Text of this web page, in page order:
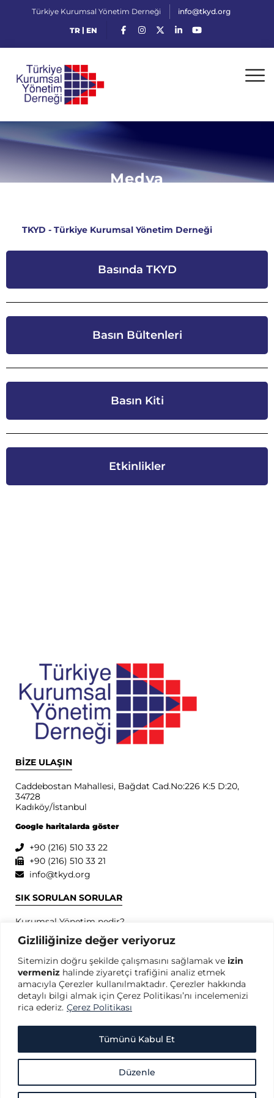
Gizliliğinize değer veriyoruz
Sitemizin doğru şekilde çalışmasını sağlamak ve izin
vermeniz halinde ziyaretçi trafiğini analiz etmek
amacıyla Çerezler kullanılmaktadır. Çerezler hakkında
detaylı bilgi almak için Çerez Politikası’nı incelemenizi
rica ederiz. Çerez Politikası
Düzenle
Tümünü Kabul Et
Türkiye Kurumsal Yönetim Derneği info@tkyd.org
TR| EN
Medya
TKYD - Türkiye Kurumsal Yönetim Derneği
Basında TKYD
Basın Bültenleri
Basın Kiti
Etkinlikler
BİZE ULAŞIN
Caddebostan Mahallesi, Bağdat Cad.No:226 K:5 D:20,
34728
Kadıköy/İstanbul
Google haritalarda göster
+90 (216) 510 33 22
+90 (216) 510 33 21
info@tkyd.org
SIK SORULAN SORULAR
Kurumsal Yönetim nedir?
Kurumsal Yönetim İlkeleri nedir?
Kurumsal Yönetim konusunda dünyada öncü kuruluşlar
hangileridir?
SPK Kurumsal Yönetim İlkeleri nedir?
OECD Kurumsal Yönetim İlkeleri nedir?
GİZLİLİK
Kullanım Koşulları
Kişisel Verilerin Korunması